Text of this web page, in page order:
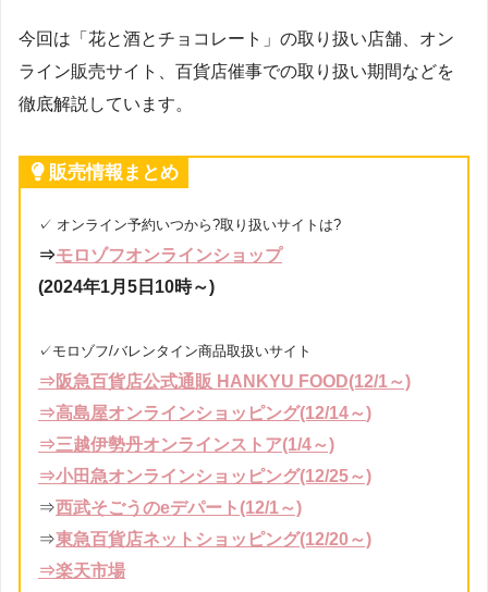
今回は「花と酒とチョコレート」の取り扱い店舗、オン
ライン販売サイト、百貨店催事での取り扱い期間などを
徹底解説しています。
販売情報まとめ
✓ オンライン予約いつから?取り扱いサイトは?
⇒モロゾフオンラインショップ
(2024年1月5日10時～)
✓モロゾフ/バレンタイン商品取扱いサイト
⇒阪急百貨店公式通販 HANKYU FOOD(12/1～)
⇒高島屋オンラインショッピング(12/14～)
⇒三越伊勢丹オンラインストア(1/4～)
⇒小田急オンラインショッピング(12/25～)
⇒西武そごうのeデパート(12/1～)
⇒東急百貨店ネットショッピング(12/20～)
⇒楽天市場